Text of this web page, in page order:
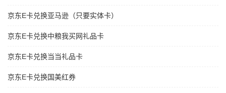
京东E卡兑换亚马逊（只要实体卡）
京东E卡兑换中粮我买网礼品卡
京东E卡兑换当当礼品卡
京东E卡兑换国美红券